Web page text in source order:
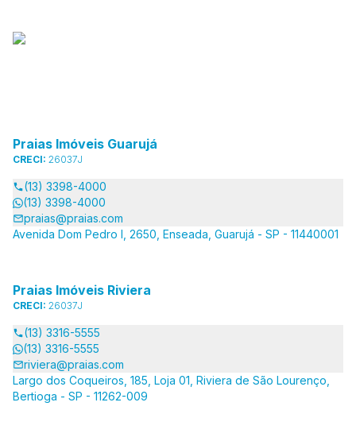
Praias Imóveis Guarujá
CRECI: 26037J
(13) 3398-4000
(13) 3398-4000
praias@praias.com
Avenida Dom Pedro I, 2650, Enseada, Guarujá - SP - 11440001
Praias Imóveis Riviera
CRECI: 26037J
(13) 3316-5555
(13) 3316-5555
riviera@praias.com
Largo dos Coqueiros, 185, Loja 01, Riviera de São Lourenço,
Bertioga - SP - 11262-009